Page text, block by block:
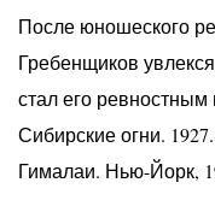
После юношеского
Гребенщиков
стал его
Сибирские огни.
Гималаи. Нью-Йорк,